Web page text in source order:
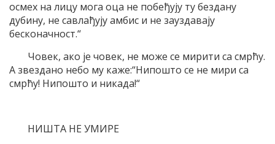
осмех на лицу мога оца не побеђују ту бездану
дубину, не савлађују амбис и не зауздавају
бесконачност.“
Човек, ако је човек, не може се мирити са смрћу.
А звездано небо му каже:“Нипошто се не мири са
смрћу! Нипошто и никада!“
НИШТА НЕ УМИРЕ